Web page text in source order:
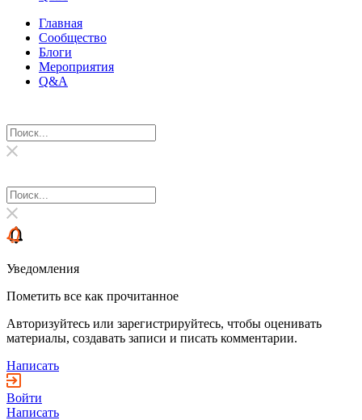
Главная
Сообщество
Блоги
Мероприятия
Q&A
Уведомления
Пометить все как прочитанное
Авторизуйтесь или зарегистрируйтесь, чтобы оценивать
материалы, создавать записи и писать комментарии.
Написать
Войти
Написать